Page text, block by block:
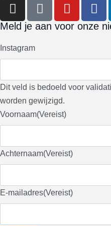
Meld je aan voor onze
Instagram
Dit veld is bedoeld voor
worden gewijzigd.
Voornaam(Vereist)
Achternaam(Vereist)
E-mailadres(Vereist)